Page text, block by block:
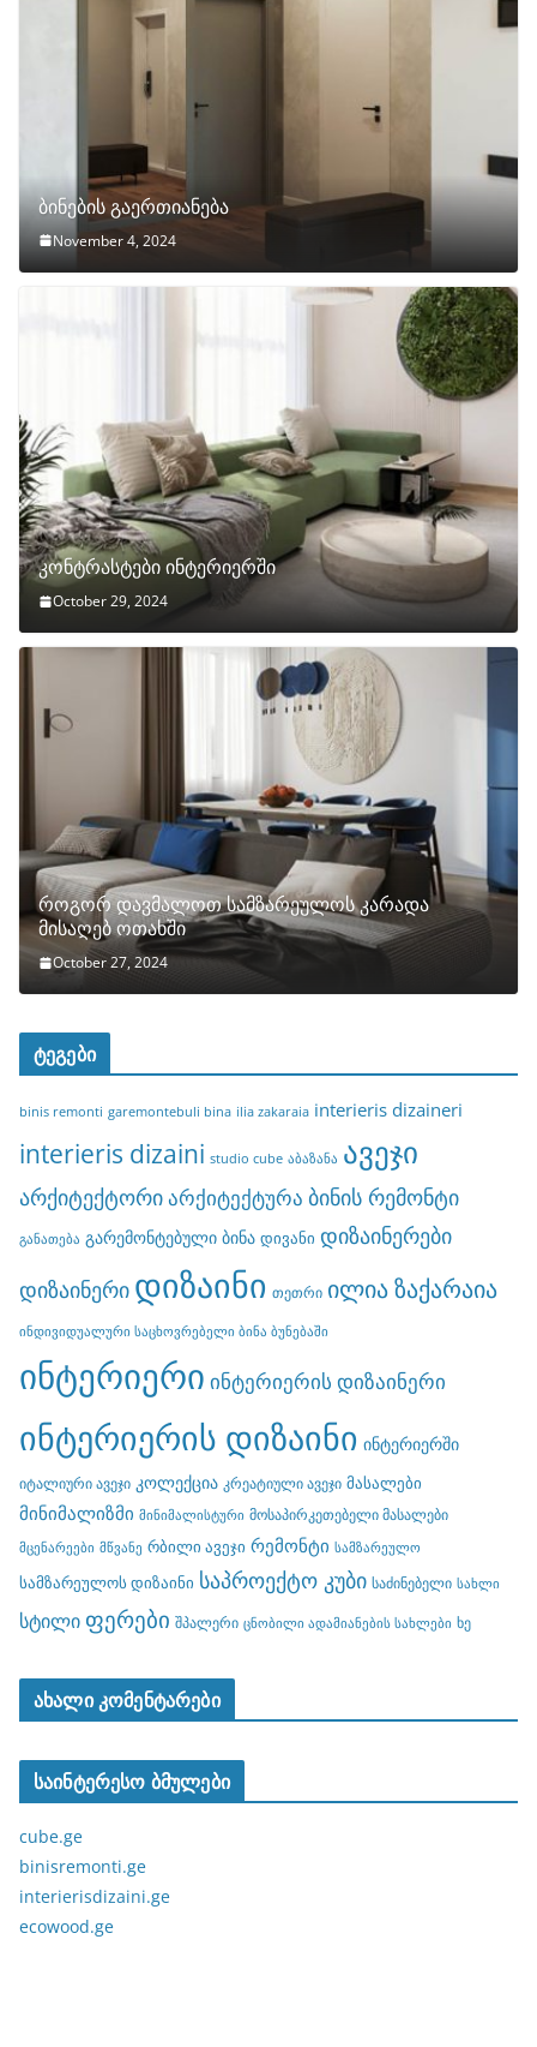
ბინების გაერთიანება
November 4, 2024
კონტრასტები ინტერიერში
October 29, 2024
როგორ დავმალოთ სამზარეულოს კარადა
მისაღებ ოთახში
October 27, 2024
ტეგები
binis remonti garemontebuli bina ilia zakaraia interieris dizaineri
interieris dizaini studio cube აბაზანა ავეჯი
არქიტექტორიარქიტექტურა ბინის რემონტი
განათება გარემონტებული ბინა დივანი დიზაინერები
დიზაინერი დიზაინი თეთრი ილია ზაქარაია
ინდივიდუალური საცხოვრებელი ბინა ბუნებაში
ინტერიერი ინტერიერის დიზაინერი
ინტერიერის დიზაინი ინტერიერში
იტალიური ავეჯი კოლექცია კრეატიული ავეჯი მასალები
მინიმალიზმი მინიმალისტური მოსაპირკეთებელი მასალები
მცენარეები მწვანე რბილი ავეჯი რემონტი სამზარეულო
სამზარეულოს დიზაინი საპროექტო კუბი საძინებელი სახლი
სტილი ფერები შპალერი ცნობილი ადამიანების სახლები ხე
ახალი კომენტარები
საინტერესო ბმულები
cube.ge
binisremonti.ge
interierisdizaini.ge
ecowood.ge